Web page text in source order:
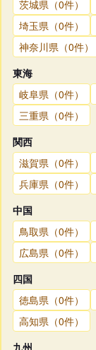
茨城県（0件）
埼玉県（0件）
神奈川県（0件）
東海
岐阜県（0件）
三重県（0件）
関西
滋賀県（0件）
兵庫県（0件）
中国
鳥取県（0件）
広島県（0件）
四国
徳島県（0件）
高知県（0件）
九州